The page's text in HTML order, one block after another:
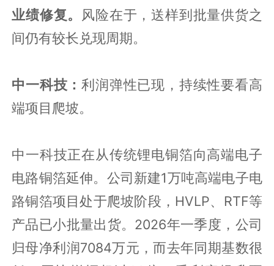
业绩修复。
风险在于，送样到批量供货之
间仍有较长兑现周期。
中一科技：利润弹性已现，持续性要看高
端项目爬坡。
中一科技正在从传统锂电铜箔向高端电子
电路铜箔延伸。公司新建1万吨高端电子电
路铜箔项目处于爬坡阶段，HVLP、RTF等
产品已小批量出货。2026年一季度，公司
归母净利润7084万元，而去年同期基数很